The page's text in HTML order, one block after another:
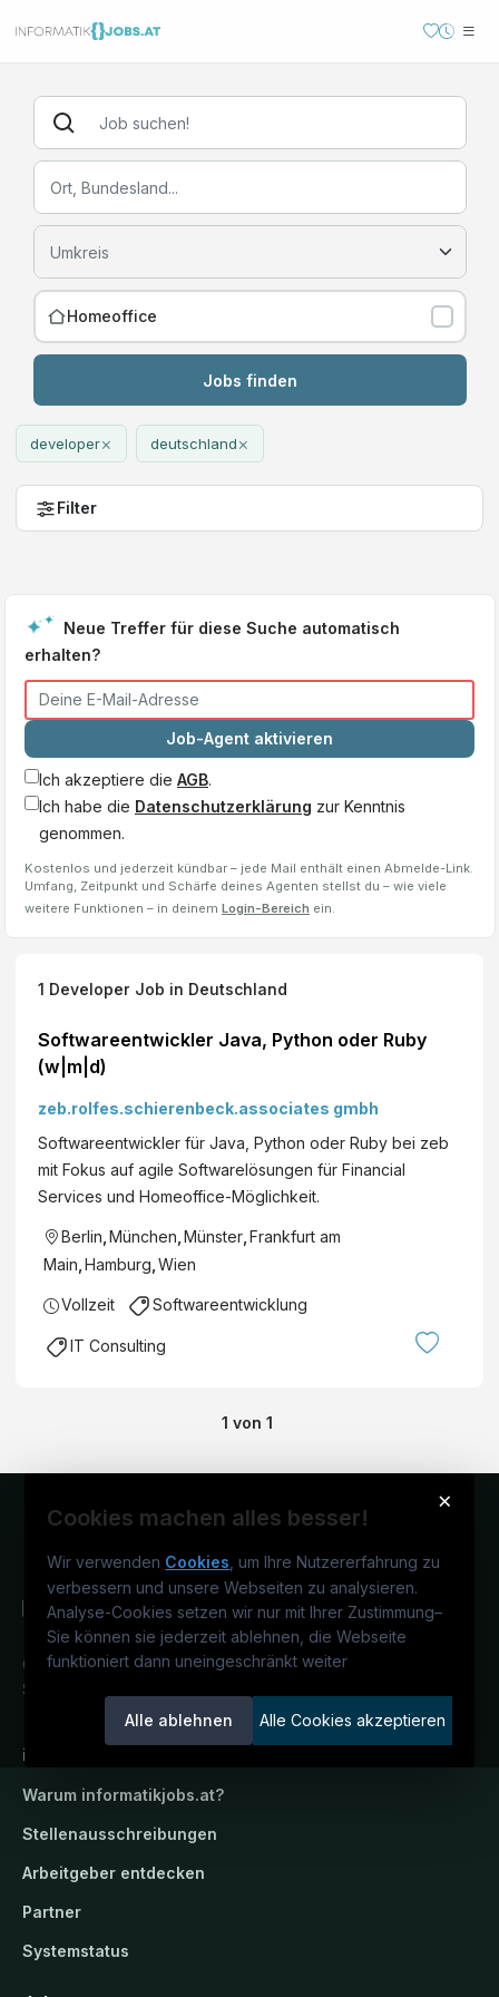
Homeoffice
Jobs finden
developer× deutschland×
Filter
Neue Treffer für diese Suche automatisch
erhalten?
Job-Agent aktivieren
Ich akzeptiere die AGB.
Ich habe die Datenschutzerklärung zur Kenntnis
genommen.
Kostenlos und jederzeit kündbar – jede Mail enthält einen Abmelde-Link.
Umfang, Zeitpunkt und Schärfe deines Agenten stellst du – wie viele
weitere Funktionen – in deinem Login-Bereich ein.
1 Developer Job in Deutschland
Softwareentwickler Java, Python oder Ruby
(w|m|d)
zeb.rolfes.schierenbeck.associates gmbh
Softwareentwickler für Java, Python oder Ruby bei zeb
mit Fokus auf agile Softwarelösungen für Financial
Services und Homeoffice-Möglichkeit.
Berlin München Münster Frankfurt am
Main Hamburg Wien
Vollzeit Softwareentwicklung
IT Consulting
1 von 1
×
Cookies machen alles besser!
Wir verwenden Cookies , um Ihre Nutzererfahrung zu
verbessern und unsere Webseiten zu analysieren.
Analyse-Cookies setzen wir nur mit Ihrer Zustimmung–
Sie können sie jederzeit ablehnen, die Webseite
funktioniert dann uneingeschränkt weiter
Alle ablehnen Alle Cookies akzeptieren
Österreichs IT-Karriereportal.Ein
Service der candidatis GmbH.
informatikjobs.at
Warum informatikjobs.at?
Stellenausschreibungen
Arbeitgeber entdecken
Partner
Systemstatus